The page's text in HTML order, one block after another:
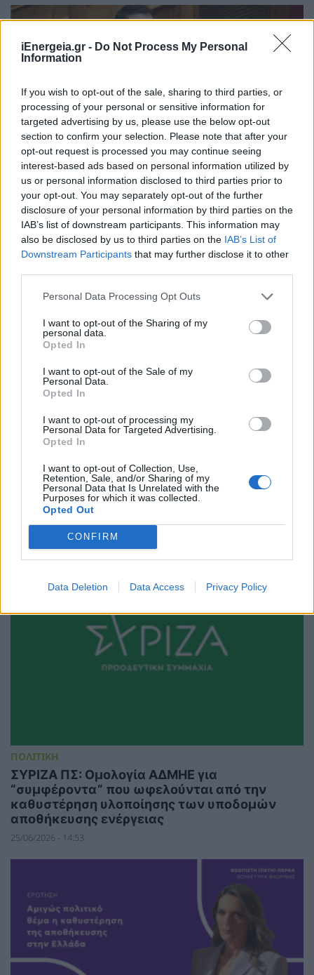
iEnergeia.gr - Do Not Process My Personal
Information
If you wish to opt-out of the sale, sharing to third parties, or
processing of your personal or sensitive information for
targeted advertising by us, please use the below opt-out
section to confirm your selection. Please note that after your
opt-out request is processed you may continue seeing
interest-based ads based on personal information utilized by
us or personal information disclosed to third parties prior to
your opt-out. You may separately opt-out of the further
disclosure of your personal information by third parties on the
IAB’s list of downstream participants. This information may
also be disclosed by us to third parties on the IAB’s List of
Downstream Participants that may further disclose it to other
Personal Data Processing Opt Outs
I want to opt-out of the Sharing of my
personal data.
Opted In
I want to opt-out of the Sale of my
Personal Data.
Opted In
I want to opt-out of processing my
Personal Data for Targeted Advertising.
Opted In
I want to opt-out of Collection, Use,
Retention, Sale, and/or Sharing of my
Personal Data that Is Unrelated with the
Purposes for which it was collected.
Opted Out
CONFIRM
Data Deletion Data Access Privacy Policy
ΠΟΛΙΤΙΚΗ
Παρασύρης: Επιχείρηση «στημένο ολιγοπώλιο
και στην αποθήκευση ενέργειας»
10/07/2026 - 10:32
Intersolar 2026: Η Huawei Digital Power
παρουσιάζει το μέλλον της ενέργειας
02/07/2026 - 15:18
ΠΟΛΙΤΙΚΗ
ΣΥΡΙΖΑ ΠΣ: Ομολογία ΑΔΜΗΕ για
“συμφέροντα” που ωφελούνται από την
καθυστέρηση υλοποίησης των υποδομών
αποθήκευσης ενέργειας
25/06/2026 - 14:53